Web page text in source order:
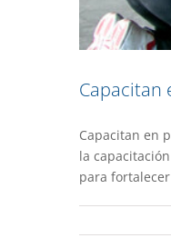
Capacitan
Capacitan en
la
para